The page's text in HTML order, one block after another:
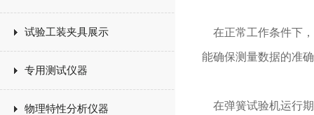
试验工装夹具展示
专用测试仪器
物理特性分析仪器
在正常工作条件下，
能确保测量数据的准
在弹簧试验机运行期